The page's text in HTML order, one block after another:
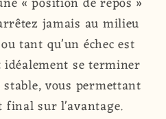
jamais au milieu
tant qu'un échec est
se terminer
vous permettant
final sur l'avantage.